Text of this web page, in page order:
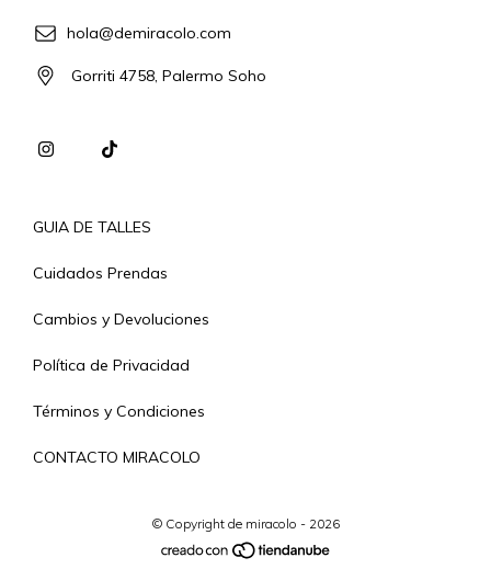
hola@demiracolo.com
Gorriti 4758, Palermo Soho
GUIA DE TALLES
Cuidados Prendas
Cambios y Devoluciones
Política de Privacidad
Términos y Condiciones
CONTACTO MIRACOLO
© Copyright de miracolo - 2026